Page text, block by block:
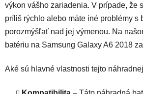
výkon vášho zariadenia. V prípade, že
príliš rýchlo alebo máte iné problémy s
porozmýšľať nad jej výmenou. Na
batériu na Samsung Galaxy A6 2018
Aké sú hlavné vlastnosti tejto